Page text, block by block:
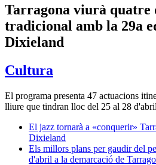
Tarragona viurà quatre
tradicional amb la 29a
Dixieland
Cultura
El programa presenta 47 actuacions
lliure que tindran lloc del 25 al 28 d'abril
El jazz tornarà a «conquerir»
Dixieland
Els millors plans per gaudir del
d'abril a la demarcació de